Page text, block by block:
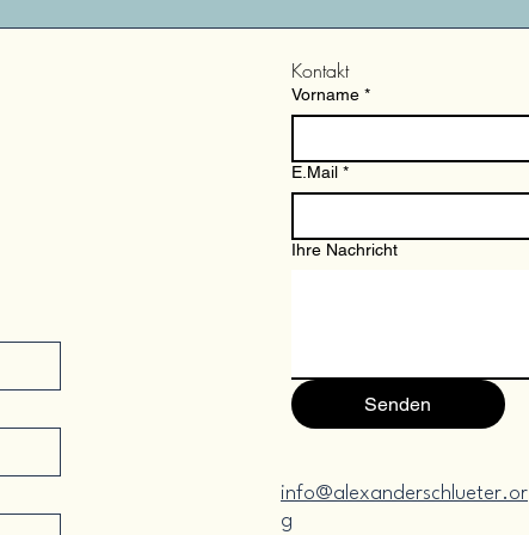
Kontakt
Vorname *
E.Mail *
Ihre Nachricht
Senden
info@alexanderschlueter.or
g